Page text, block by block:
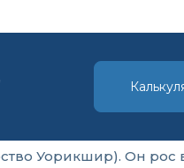
Уорикшир). Он